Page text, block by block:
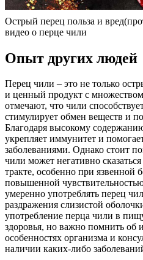
Острый перец польза и
видео о перце чили
Опыт других людей
Перец чили – это не только
и ценный продукт с
отмечают, что чили
стимулирует обмен веществ и
Благодаря высокому
укрепляет иммунитет и
заболеваниями. Однако стоит
чили может негативно
тракте, особенно при язвенной
повышенной
умеренно употреблять перец
раздражения слизистой
употребление перца чили в
здоровья, но важно помнить об
особенностях организма и
наличии каких-либо